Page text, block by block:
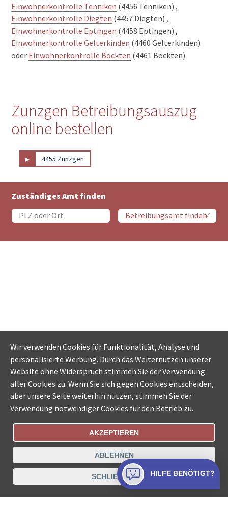
Einwohnerkontrolle Tenniken (4456 Tenniken) ,
Einwohnerkontrolle Diegten (4457 Diegten) ,
Einwohnerkontrolle Eptingen (4458 Eptingen) ,
Einwohnerkontrolle Gelterkinden (4460 Gelterkinden)
oder Einwohnerkontrolle Böckten (4461 Böckten).
Zunzgen Betreibungsauszug
online bestellen
▸ 4455 Zunzgen
Zuständiges Amt finden
Bestellungsstatus Ämtersuche der Schweiz
Datenschutz Impressum Nutzungsbestimmungen
Kontakt
Wir verwenden Cookies für Funktionalität, Analyse und
personalisierte Werbung. Durch das Weiternutzen unserer
Website ohne Widerspruch stimmen Sie der Verwendung
aller Cookies zu. Wenn Sie sich gegen Cookies entscheiden,
aber unsere Seite weiterhin nutzen, stimmen Sie der
Verwendung notwendiger Cookies für den Betrieb zu.
AKZEPTIEREN
ABLEHNEN
SCHLIESSEN HILFE BENÖTIGT?